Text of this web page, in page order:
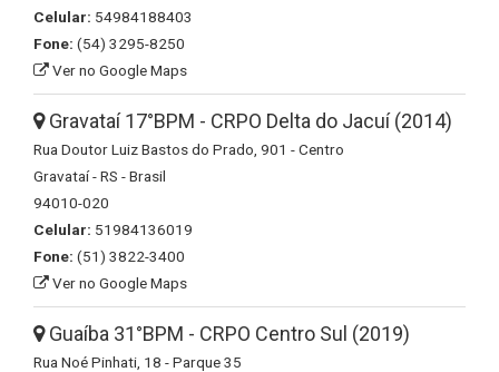
Celular: 54984188403
Fone: (54) 3295-8250
Ver no Google Maps
Gravataí 17°BPM - CRPO Delta do Jacuí (2014)
Rua Doutor Luiz Bastos do Prado, 901 - Centro
Gravataí - RS - Brasil
94010-020
Celular: 51984136019
Fone: (51) 3822-3400
Ver no Google Maps
Guaíba 31°BPM - CRPO Centro Sul (2019)
Rua Noé Pinhati, 18 - Parque 35